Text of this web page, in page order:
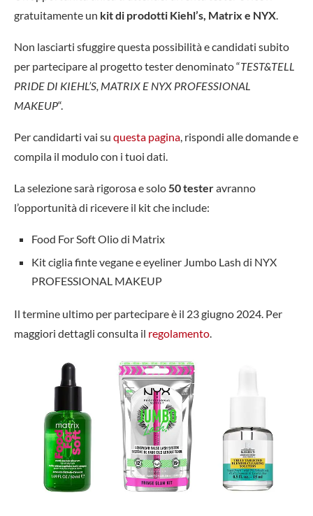
gratuitamente un kit di prodotti Kiehl’s, Matrix e NYX.
Non lasciarti sfuggire questa possibilità e candidati subito
per partecipare al progetto tester denominato “TEST&TELL
PRIDE DI KIEHL’S, MATRIX E NYX PROFESSIONAL
MAKEUP“.
Per candidarti vai su questa pagina, rispondi alle domande e
compila il modulo con i tuoi dati.
La selezione sarà rigorosa e solo50 testeravranno
l’opportunità di ricevere il kit che include:
Food For Soft Olio di Matrix
Kit ciglia finte vegane e eyeliner Jumbo Lash di NYX
PROFESSIONAL MAKEUP
Il termine ultimo per partecipare è il 23 giugno 2024. Per
maggiori dettagli consulta il regolamento.